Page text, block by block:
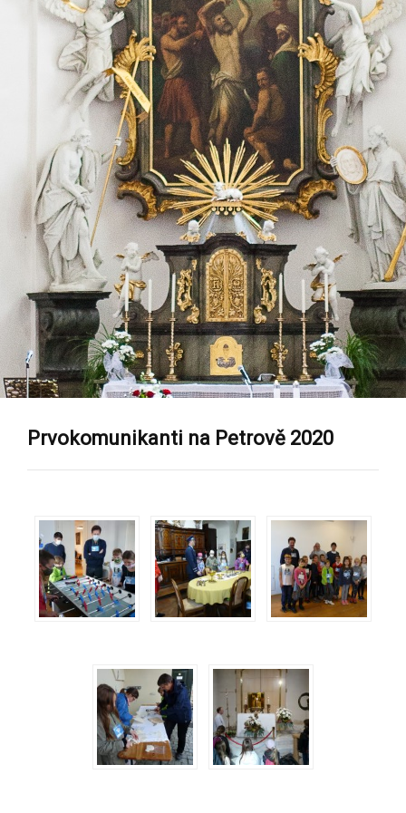
Prvokomunikanti na Petrově 2020